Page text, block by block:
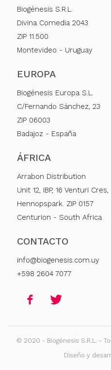
Biogénesis S.R.L.
Divina Comedia 2043
ZIP 11.500
Montevideo - Uruguay
EUROPA
Biogénesis Europa S.L.
C/Fernando Sánchez, 23
ZIP 06003
Badajoz - España
ÁFRICA
Arrabon Distribution
Unit 12, IBP, 16 Venturi Cres,
Hennopspark. ZIP 0157
Centurion - South Africa
CONTACTO
info@biogenesis.com.uy
+598 2604 7077
© 2020 - Biogénesis S.R.L. -
Diseño y